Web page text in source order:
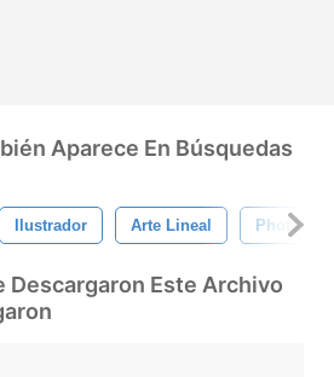
Aparece En Búsquedas
Ilustrador Arte Lineal
Descargaron Este Archivo